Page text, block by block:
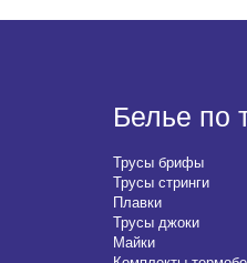
Белье по
Трусы брифы
Трусы стринги
Плавки
Трусы джоки
Майки